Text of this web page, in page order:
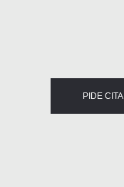
PIDE CITA